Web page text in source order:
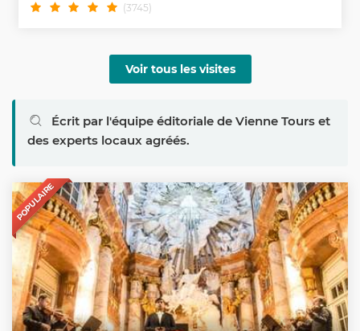
(3745)
Voir tous les visites
Écrit par l'équipe éditoriale de Vienne Tours et
des experts locaux agréés.
POPULAIRE